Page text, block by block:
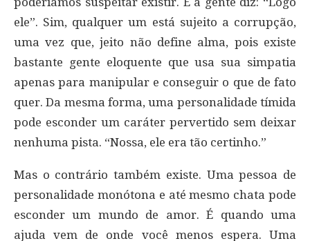
ele”. Sim, qualquer um está sujeito a corrupção,
uma vez que, jeito não define alma, pois existe
bastante gente eloquente que usa sua simpatia
apenas para manipular e conseguir o que de fato
quer. Da mesma forma, uma personalidade tímida
pode esconder um caráter pervertido sem deixar
nenhuma pista. “Nossa, ele era tão certinho.”
Mas o contrário também existe. Uma pessoa de
personalidade monótona e até mesmo chata pode
esconder um mundo de amor. É quando uma
ajuda vem de onde você menos espera. Uma